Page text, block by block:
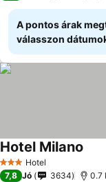
A pontos árak
válasszon
3 Kategória
Hotel
Hotel Milano
7,8 Jó 3634 0.7